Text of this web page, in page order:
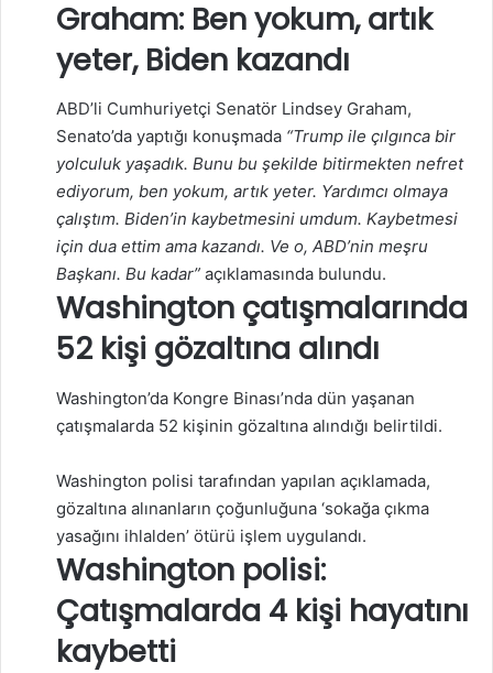
Graham: Ben yokum, artık
yeter, Biden kazandı
ABD’li Cumhuriyetçi Senatör Lindsey Graham,
Senato’da yaptığı konuşmada “Trump ile çılgınca bir
yolculuk yaşadık. Bunu bu şekilde bitirmekten nefret
ediyorum, ben yokum, artık yeter. Yardımcı olmaya
çalıştım. Biden’in kaybetmesini umdum. Kaybetmesi
için dua ettim ama kazandı. Ve o, ABD’nin meşru
Başkanı. Bu kadar” açıklamasında bulundu.
Washington çatışmalarında
52 kişi gözaltına alındı
Washington’da Kongre Binası’nda dün yaşanan
çatışmalarda 52 kişinin gözaltına alındığı belirtildi.
Washington polisi tarafından yapılan açıklamada,
gözaltına alınanların çoğunluğuna ‘sokağa çıkma
yasağını ihlalden’ ötürü işlem uygulandı.
Washington polisi:
Çatışmalarda 4 kişi hayatını
kaybetti